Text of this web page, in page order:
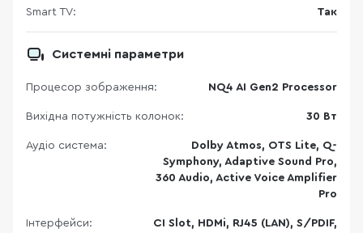
Smart TV: Так
Системні параметри
Процесор зображення: NQ4 AI Gen2 Processor
Вихідна потужність колонок: 30 Вт
Аудіо система:
Dolby Atmos, OTS Lite, Q-
Symphony, Adaptive Sound Pro,
360 Audio, Active Voice Amplifier
Pro
Інтерфейси:
CI Slot, HDMi, RJ45 (LAN), S/PDIF,